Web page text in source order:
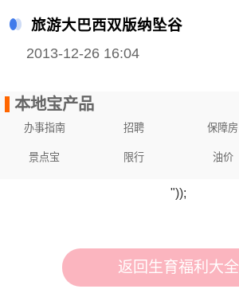
旅游大巴西双版纳坠谷
2013-12-26 16:04
返回生育福利大全
本地宝产品
办事指南 招聘 保障房
景点宝 限行 油价
"));